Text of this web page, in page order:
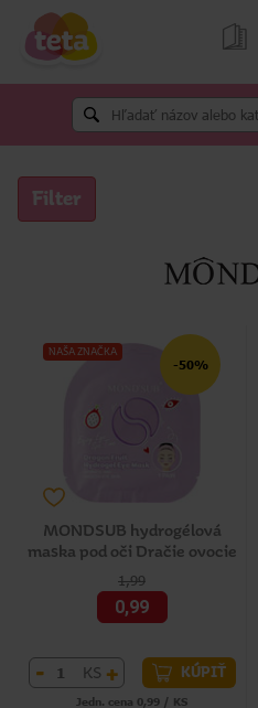
Filter
NAŠA ZNAČKA
-50%
MONDSUB hydrogélová
maska pod oči Dračie ovocie
1,99
0,99
- KS + KÚPIŤ
Jedn. cena 0,99 / KS